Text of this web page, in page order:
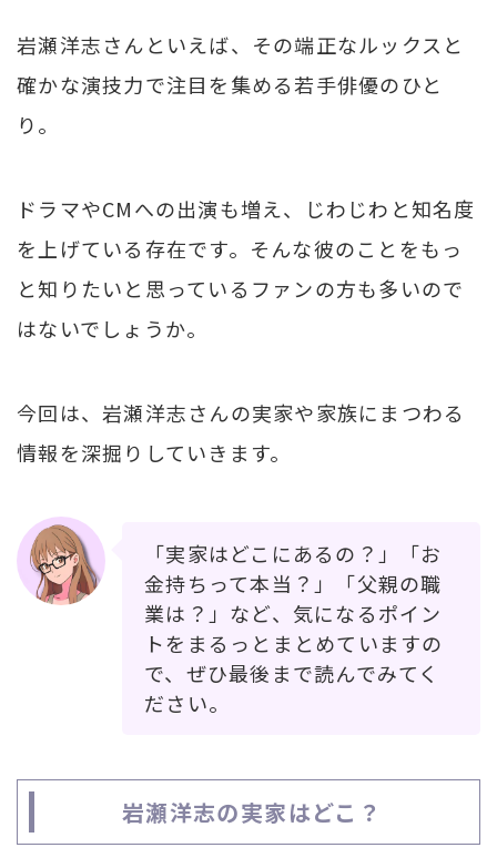
岩瀬洋志さんといえば、その端正なルックスと
確かな演技力で注目を集める若手俳優のひと
り。
ドラマやCMへの出演も増え、じわじわと知名度
を上げている存在です。そんな彼のことをもっ
と知りたいと思っているファンの方も多いので
はないでしょうか。
今回は、岩瀬洋志さんの実家や家族にまつわる
情報を深掘りしていきます。
「実家はどこにあるの？」「お
金持ちって本当？」「父親の職
業は？」など、気になるポイン
トをまるっとまとめていますの
で、ぜひ最後まで読んでみてく
ださい。
岩瀬洋志の実家はどこ？